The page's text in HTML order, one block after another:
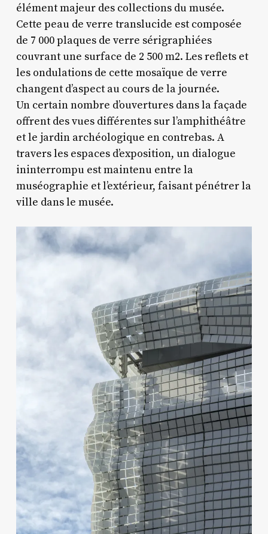
élément majeur des collections du musée.
Cette peau de verre translucide est composée
de 7 000 plaques de verre sérigraphiées
couvrant une surface de 2 500 m2. Les reflets et
les ondulations de cette mosaïque de verre
changent d’aspect au cours de la journée.
Un certain nombre d’ouvertures dans la façade
offrent des vues différentes sur l’amphithéâtre
et le jardin archéologique en contrebas. A
travers les espaces d’exposition, un dialogue
ininterrompu est maintenu entre la
muséographie et l’extérieur, faisant pénétrer la
ville dans le musée.